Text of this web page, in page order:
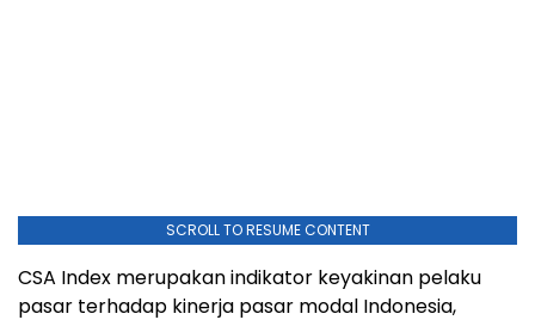
SCROLL TO RESUME CONTENT
CSA Index merupakanindikator keyakinan pelaku
pasar terhadap kinerja pasar modal Indonesia,